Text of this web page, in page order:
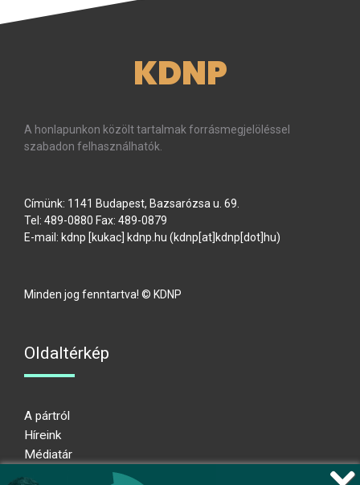
KDNP
A honlapunkon közölt tartalmak forrásmegjelöléssel
szabadon felhasználhatók.
Címünk: 1141 Budapest, Bazsarózsa u. 69.
Tel: 489-0880 Fax: 489-0879
E-mail: kdnp [kukac] kdnp hu (kdnp[at]kdnp[dot]hu)
Minden jog fenntartva! © KDNP
Oldaltérkép
A pártról
Híreink
Médiatár